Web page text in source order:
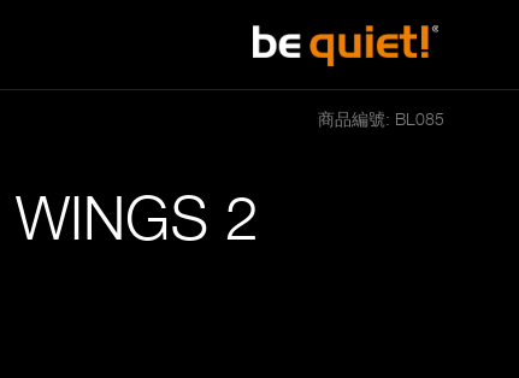
商品編號: BL085
WINGS 2